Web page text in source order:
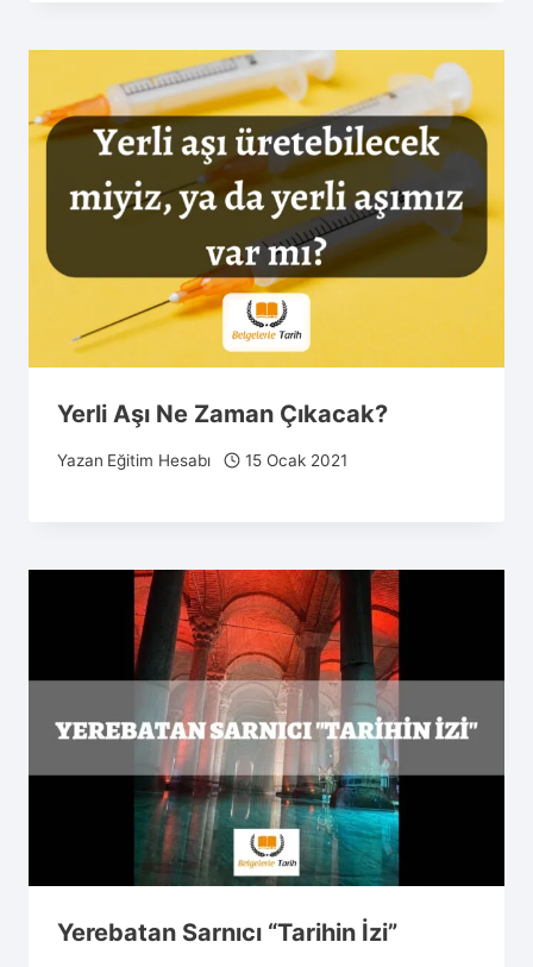
Yerli Aşı Ne Zaman Çıkacak?
Yazan Eğitim Hesabı 15 Ocak 2021
Yerebatan Sarnıcı “Tarihin İzi”